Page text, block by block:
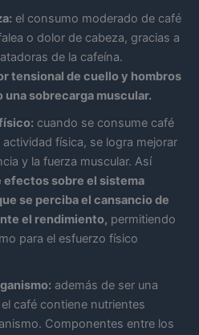
el consumo moderado de café
o dolor de cabeza, gracias a
de la cafeína.
tensional de cuello y hombros
una sobrecarga muscular.
cuando se consume café
física, se logra mejorar
y la fuerza muscular. Así
efectos sobre el sistema
se perciba el cansancio de
el rendimiento, permitiendo
para el esfuerzo físico
además de ser una
café contiene nutrientes
Componentes entre los